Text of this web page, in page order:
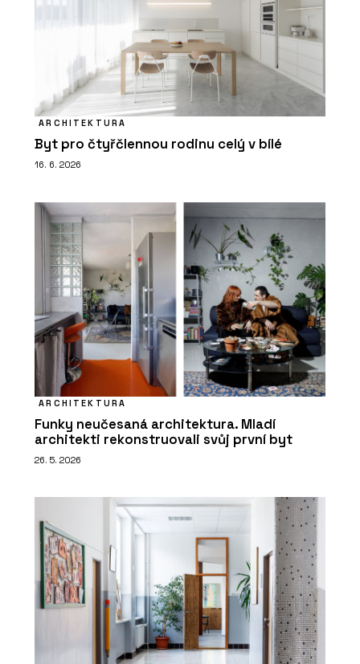
ARCHITEKTURA
Byt pro čtyřčlennou rodinu celý v bílé
16. 6. 2026
ARCHITEKTURA
Funky neučesaná architektura. Mladí
architekti rekonstruovali svůj první byt
26. 5. 2026